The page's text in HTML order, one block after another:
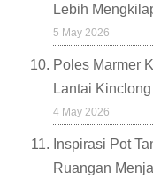
Lebih
5 May 2026
Poles Marmer
Lantai Kinclong
4 May 2026
Inspirasi Pot
Ruangan